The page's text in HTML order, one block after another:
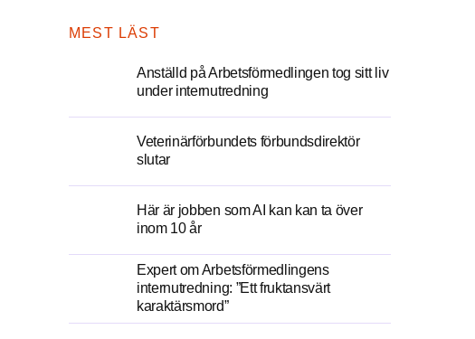
MEST LÄST
Anställd på Arbetsförmedlingen tog sitt liv
under internutredning
Veterinärförbundets förbundsdirektör
slutar
Här är jobben som AI kan kan ta över
inom 10 år
Expert om Arbetsförmedlingens
internutredning: ”Ett fruktansvärt
karaktärsmord”